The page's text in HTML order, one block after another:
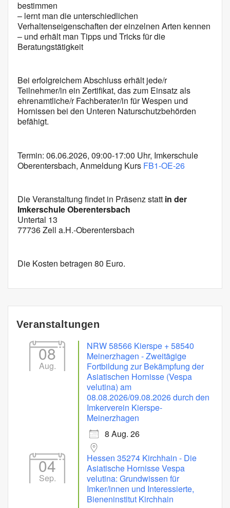
bestimmen
– lernt man die unterschiedlichen
Verhaltenseigenschaften der einzelnen Arten kennen
– und erhält man Tipps und Tricks für die
Beratungstätigkeit
Bei erfolgreichem Abschluss erhält jede/r
Teilnehmer/in ein Zertifikat, das zum Einsatz als
ehrenamtliche/r Fachberater/in für Wespen und
Hornissen bei den Unteren Naturschutzbehörden
befähigt.
Termin: 06.06.2026, 09:00-17:00 Uhr, Imkerschule
Oberentersbach, Anmeldung Kurs FB1-OE-26
Die Veranstaltung findet in Präsenz statt in der
Imkerschule Oberentersbach
Untertal 13
77736 Zell a.H.-Oberentersbach
Die Kosten betragen 80 Euro.
Veranstaltungen
08
Aug.
NRW 58566 Kierspe + 58540
Meinerzhagen - Zweitägige
Fortbildung zur Bekämpfung der
Asiatischen Hornisse (Vespa
velutina) am
08.08.2026/09.08.2026 durch den
Imkerverein Kierspe-
Meinerzhagen
8 Aug. 26
04
Sep.
Hessen 35274 Kirchhain - Die
Asiatische Hornisse Vespa
velutina: Grundwissen für
Imker/innen und Interessierte,
Bieneninstitut Kirchhain